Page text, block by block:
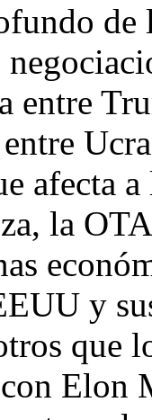
de
entre
afecta
la
y
que
Elon